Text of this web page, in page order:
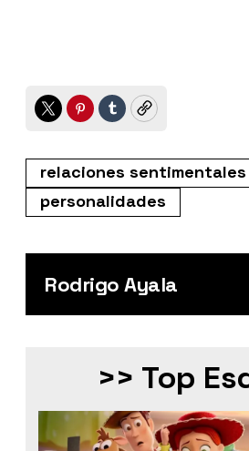
TwitterPinterest
TumblrCopy
relaciones sentimentales
personalidades
Rodrigo Ayala
>> Top